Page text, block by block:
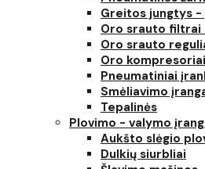
Greitos jungtys
Oro srauto
Oro srauto
Oro kompresoriai
Pneumatiniai
Smėliavimo
Tepalinės
Plovimo - valymo
Aukšto slėgio
Dulkių siurbliai